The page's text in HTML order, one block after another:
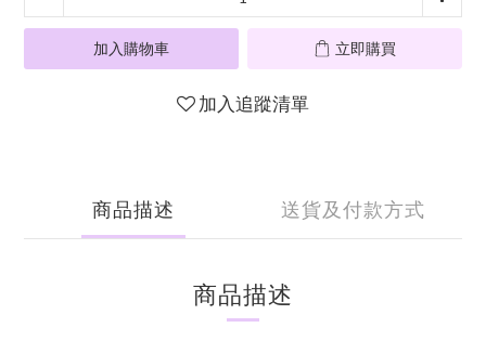
加入購物車 立即購買
加入追蹤清單
商品描述 送貨及付款方式
商品描述